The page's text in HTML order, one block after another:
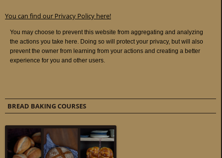
You can find our Privacy Policy here!
BREAD BAKING COURSES